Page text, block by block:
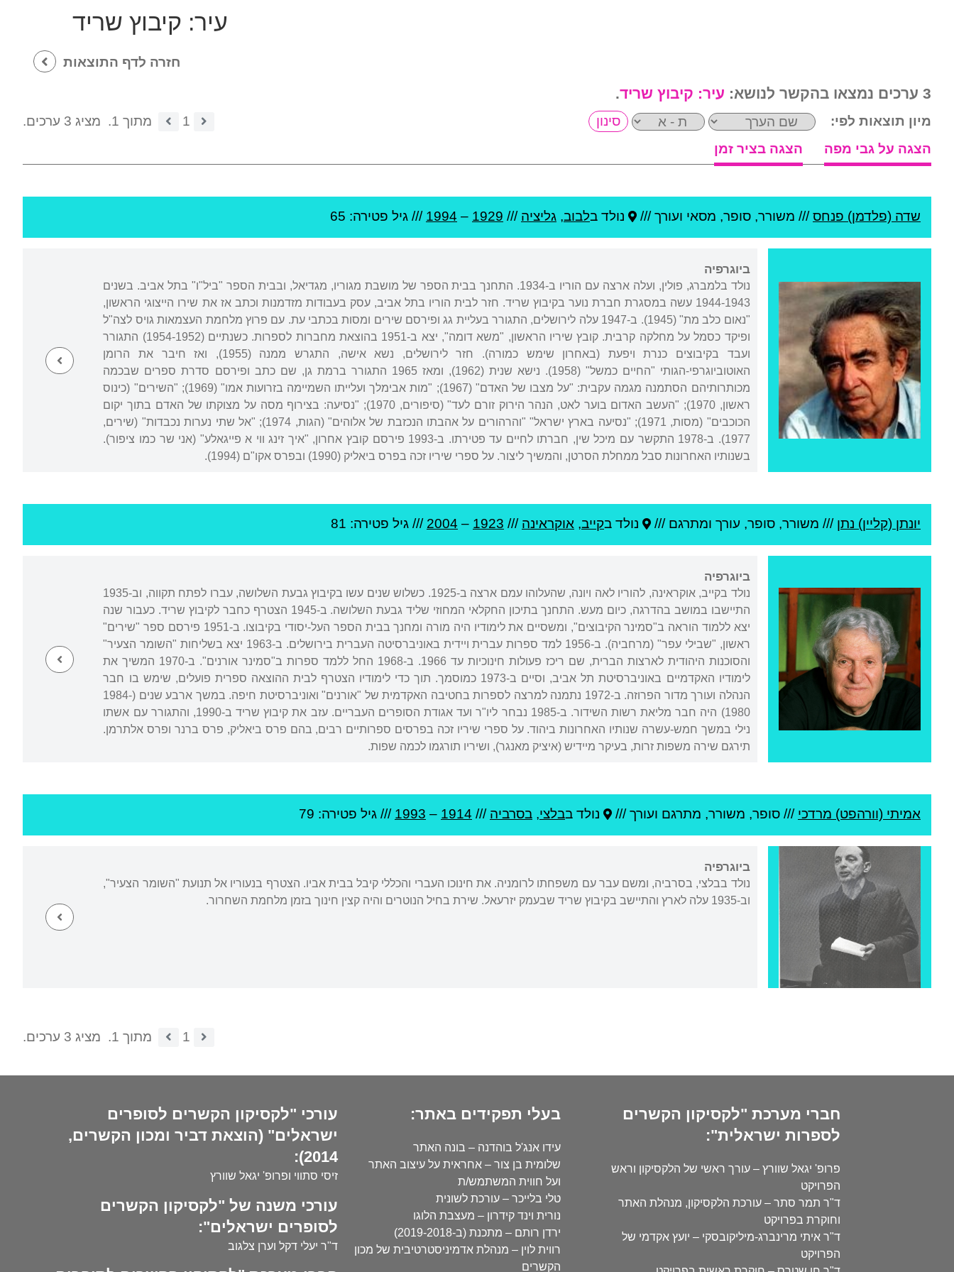
עיר: קיבוץ שריד
חזרה לדף התוצאות
3 ערכים נמצאו בהקשר לנושא: עיר: קיבוץ שריד.
מיון תוצאות לפי: 1 מתוך 1.
מציג 3 ערכים.
הצגה על גבי מפה
הצגה בציר זמן
שדה (פלדמן) פנחס/// משורר, סופר, מסאי ועורך /// נולד בלבוב, גליציה ///
1929
–
1994 /// גיל פטירה: 65
ביוגרפיה
נולד בלמברג, פולין, ועלה ארצה עם הוריו ב-1934. התחנך בבית הספר של מושבת מגוריו, מגדיאל, ובבית הספר "ביל"ו" בתל אביב. בשנים
1944-1943 עשה במסגרת חברת נוער בקיבוץ שריד. חזר לבית הוריו בתל אביב, עסק בעבודות מזדמנות וכתב אז את שירו הייצוגי הראשון,
"נאום כלב מת" (1945). ב-1947 עלה לירושלים, התגורר בעליית גג ופירסם שירים ומסות בכתבי עת. עם פרוץ מלחמת העצמאות גויס לצה"ל
ופיקד כסמל על מחלקה קרבית. קובץ שיריו הראשון, "משא דומה", יצא ב-1951 בהוצאת מחברות לספרות. כשנתיים (1954-1952) התגורר
ועבד בקיבוצים כנרת ויפעת (באחרון שימש כמורה). חזר לירושלים, נשא אישה, התגרש ממנה (1955), ואז חיבר את הרומן
האוטוביוגרפי-הגותי "החיים כמשל" (1958). נישא שנית (1962), ומאז 1965 התגורר ברמת גן, שם כתב ופירסם סדרת ספרים שבכמה
מכותרותיהם הסתמנה מגמה עקבית: "על מצבו של האדם" (1967); "מות אבימלך ועלייתו השמיימה בזרועות אמו" (1969); "השירים" (כינוס
ראשון, 1970); "העשב האדום בוער לאט, הנהר הירוק זורם לעד" (סיפורים, 1970); "נסיעה: בצירוף מסה על מצוקתו של האדם בתוך יקום
הכוכבים" (מסות, 1971); "נסיעה בארץ ישראל" "והרהורים על אהבתו הנכזבת של אלוהים" (הגות, 1974); "אל שתי נערות נכבדות" (שירים,
1977). ב-1978 התקשר עם מיכל שין, חברתו לחיים עד פטירתו. ב-1993 פירסם קובץ אחרון, "איך זינג ווי א פייגאלע" (אני שר כמו ציפור).
בשנותיו האחרונות סבל ממחלת הסרטן, והמשיך ליצור. על ספרי שיריו זכה בפרס ביאליק (1990) ובפרס אקו"ם (1994).
יונתן (קליין) נתן /// משורר, סופר, עורך ומתרגם /// נולד בקייב, אוקראינה ///
1923
–
2004 /// גיל פטירה: 81
ביוגרפיה
נולד בקייב, אוקראינה, להוריו לאה ויונה, שהעלוהו עמם ארצה ב-1925. כשלוש שנים עשו בקיבוץ גבעת השלושה, עברו לפתח תקווה, וב-1935
התיישבו במושב בהדרגה, כיום מעש. התחנך בתיכון החקלאי המחוזי שליד גבעת השלושה. ב-1945 הצטרף כחבר לקיבוץ שריד. כעבור שנה
יצא ללמוד הוראה ב"סמינר הקיבוצים", ומשסיים את לימודיו היה מורה ומחנך בבית הספר העל-יסודי בקיבוצו. ב-1951 פירסם ספר "שירים"
ראשון, "שבילי עפר" (מרחביה). ב-1956 למד ספרות עברית ויידית באוניברסיטה העברית בירושלים. ב-1963 יצא בשליחות "השומר הצעיר"
והסוכנות היהודית לארצות הברית, שם ריכז פעולות חינוכיות עד 1966. ב-1968 החל ללמד ספרות ב"סמינר אורנים". ב-1970 המשיך את
לימודיו האקדמיים באוניברסיטת תל אביב, וסיים ב-1973 כמוסמך. תוך כדי לימודיו הצטרף לבית ההוצאה ספרית פועלים, שימש בו חבר
הנהלה ועורך מדור הפרוזה. ב-1972 נתמנה למרצה לספרות בחטיבה האקדמית של "אורנים" ואוניברסיטת חיפה. במשך ארבע שנים (1984-
1980) היה חבר מליאת רשות השידור. ב-1985 נבחר ליו"ר ועד אגודת הסופרים העבריים. עזב את קיבוץ שריד ב-1990, והתגורר עם אשתו
נילי במשך חמש-עשרה שנותיו האחרונות ביהוד. על ספרי שיריו זכה בפרסים ספרותיים רבים, בהם פרס ביאליק, פרס ברנר ופרס אלתרמן.
תירגם שירה משפות זרות, בעיקר מיידיש (איציק מאנגר), ושיריו תורגמו לכמה שפות.
אמיתי (וורהפט) מרדכי /// סופר, משורר, מתרגם ועורך /// נולד בבלצי, בסרביה ///
1914
–
1993 /// גיל פטירה: 79
ביוגרפיה
נולד בבלצי, בסרביה, ומשם עבר עם משפחתו לרומניה. את חינוכו העברי והכללי קיבל בבית אביו. הצטרף בנעוריו אל תנועת "השומר הצעיר",
וב-1935 עלה לארץ והתיישב בקיבוץ שריד שבעמק יזרעאל. שירת בחיל הנוטרים והיה קצין חינוך בזמן מלחמת השחרור.
1 מתוך 1. מציג 3 ערכים.
חברי מערכת "לקסיקון הקשרים
לספרות ישראלית":
פרופ' יגאל שוורץ – עורך ראשי של הלקסיקון וראש
הפרויקט
ד"ר תמר סתר – עורכת הלקסיקון, מנהלת האתר
וחוקרת בפרויקט
ד"ר איתי מרינברג-מיליקובסקי – יועץ אקדמי של
הפרויקט
בעלי תפקידים באתר:
עידו אנג'ל בוהדנה – בונה האתר
שלומית בן צור – אחראית על עיצוב האתר
ועל חווית המשתמש/ת
טלי בלייכר – עורכת לשונית
נורית וינד קידרון – מעצבת הלוגו
ירדן רותם – מתכנת (ב-2019-2018)
רווית לוין – מנהלת אדמיניסטרטיבית של מכון
הקשרים
עורכי "לקסיקון הקשרים לסופרים
ישראלים" (הוצאת דביר ומכון הקשרים,
2014):
זיסי סתווי ופרופ' יגאל שוורץ
עורכי משנה של "לקסיקון הקשרים
לסופרים ישראלים":
ד"ר יעלי דקל וערן צלגוב